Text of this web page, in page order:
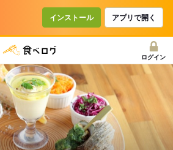
インストール アプリで開く
ログイン
ースで使えるクーポン
ンを利用せず予約する